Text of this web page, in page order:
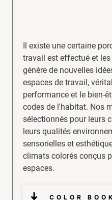
Il existe une certaine
travail est effectué et
génère de nouvelles
espaces de travail,
performance et le bien-
codes de l'habitat. Nos
sélectionnés pour leurs
leurs qualités
sensorielles et
climats colorés conçus
espaces.
COLOR BOOK